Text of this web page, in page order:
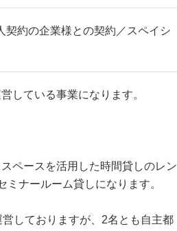
約の企業様との契約／スペイシ
している事業になります。
ペースを活用した時間貸しのレン
ナールーム貸しになります。
しておりますが、2名とも自主都